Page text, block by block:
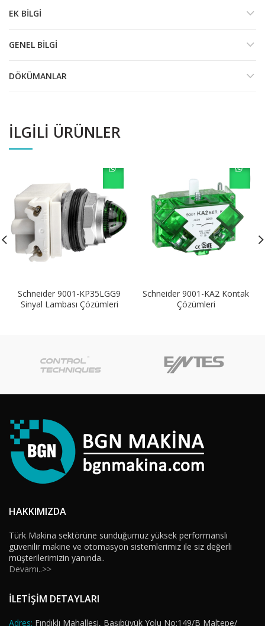
EK BILGI
GENEL BILGI
DÖKÜMANLAR
İLGILI ÜRÜNLER
Schneider 9001-KP35LGG9
Sinyal Lambası Çözümleri
Schneider 9001-KA2 Kontak
Çözümleri
HAKKIMIZDA
Türk Makina sektörüne sunduğumuz yüksek performanslı
güvenilir makine ve otomasyon sistemlerimiz ile siz değerli
müşterilerimizin yanında..
Devamı..>>
İLETİŞİM DETAYLARI
Adres: Fındıklı Mahallesi, Başıbüyük Yolu No:149/B Maltepe/